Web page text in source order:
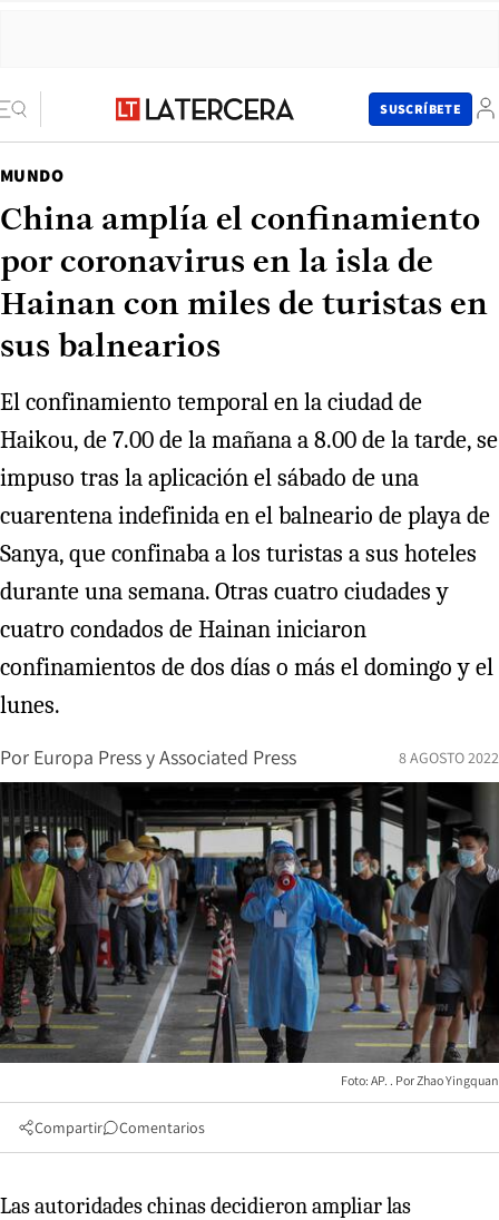
SUSCRÍBETE
MUNDO
China amplía el confinamiento
por coronavirus en la isla de
Hainan con miles de turistas en
sus balnearios
El confinamiento temporal en la ciudad de
Haikou, de 7.00 de la mañana a 8.00 de la tarde, se
impuso tras la aplicación el sábado de una
cuarentena indefinida en el balneario de playa de
Sanya, que confinaba a los turistas a sus hoteles
durante una semana. Otras cuatro ciudades y
cuatro condados de Hainan iniciaron
confinamientos de dos días o más el domingo y el
lunes.
Por Europa PressyAssociated Press 8 AGOSTO 2022
Foto: AP. Zhao Yingquan
Compartir Comentarios
Las autoridades chinas decidieron ampliar las